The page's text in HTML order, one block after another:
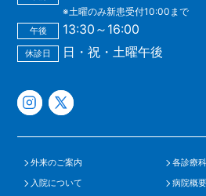
※土曜のみ新患受付10:00まで
午後 13:30～16:00
休診日 日・祝・土曜午後
外来のご案内
各診療
入院について
病院概要